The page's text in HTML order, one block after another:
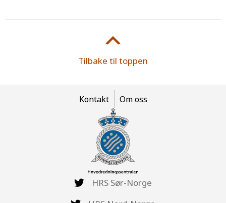
Tilbake til toppen
Kontakt Om oss
HRS Sør-Norge